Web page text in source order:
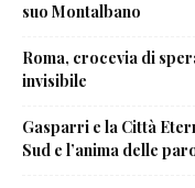
suo Montalbano
Roma, crocevia di
invisibile
Gasparri e la Città
Sud e l’anima delle